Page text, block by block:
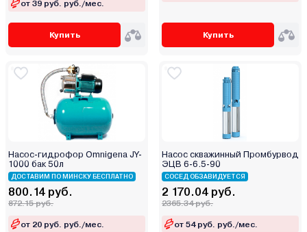
Mikkeli
Milwaukee
MTX
Native
No Brand
Nordberg
Oase
Oasis
Olsa
Omnigena
от 39 руб. руб./мес.
Купить Купить
Насос-гидрофор Omnigena JY-
1000 бак 50л
ДОСТАВИМ ПО МИНСКУ БЕСПЛАТНО
800.14 руб.
872.15 руб.
от 20 руб. руб./мес.
Насос скважинный Промбурвод
ЭЦВ 6-6.5-90
СОСЕД ОБЗАВИДУЕТСЯ
2 170.04 руб.
2365.34 руб.
от 54 руб. руб./мес.